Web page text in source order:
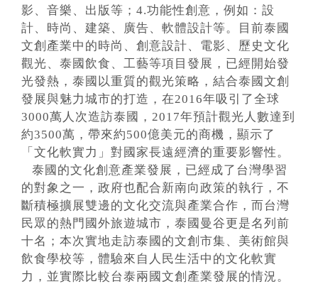
影、音樂、出版等；4.功能性創意，例如：設
計、時尚、建築、廣告、軟體設計等。目前泰國
文創產業中的時尚、創意設計、電影、歷史文化
觀光、泰國飲食、工藝等項目發展，已經開始發
光發熱，泰國以重質的觀光策略，結合泰國文創
發展與魅力城市的打造，在2016年吸引了全球
3000萬人次造訪泰國，2017年預計觀光人數達到
約3500萬，帶來約500億美元的商機，顯示了
「文化軟實力」對國家長遠經濟的重要影響性。
泰國的文化創意產業發展，已經成了台灣學習
的對象之一，政府也配合新南向政策的執行，不
斷積極擴展雙邊的文化交流與產業合作，而台灣
民眾的熱門國外旅遊城市，泰國曼谷更是名列前
十名；本次實地走訪泰國的文創市集、美術館與
飲食學校等，體驗來自人民生活中的文化軟實
力，並實際比較台泰兩國文創產業發展的情況。